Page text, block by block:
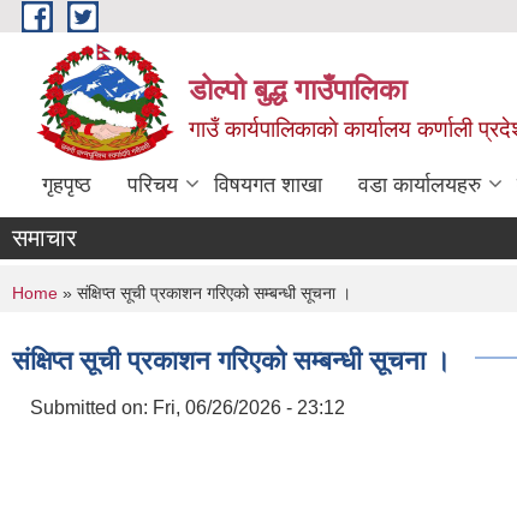
Skip to main content
डोल्पो बुद्ध गाउँपालिका
गाउँ कार्यपालिकाकाे कार्यालय कर्णाली
गृहपृष्ठ परिचय विषयगत शाखा वडा कार्यालयहरु
समाचार
You are here
Home » संक्षिप्त सूची प्रकाशन गरिएको सम्बन्धी सूचना ।
संक्षिप्त सूची प्रकाशन गरिएको सम्बन्धी सूचना ।
Submitted on: Fri, 06/26/2026 - 23:12